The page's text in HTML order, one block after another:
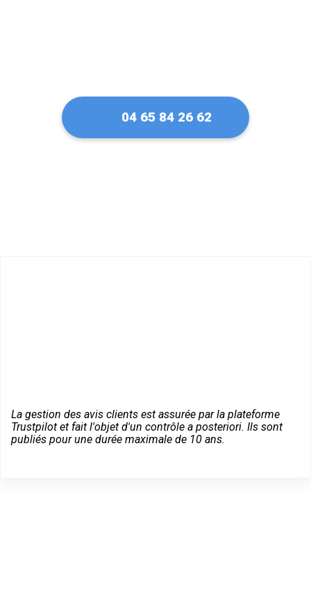
04 65 84 26 62
La gestion des avis clients est assurée par la plateforme
Trustpilot et fait l'objet d'un contrôle a posteriori. Ils sont
publiés pour une durée maximale de 10 ans.